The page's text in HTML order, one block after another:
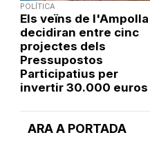
ARA A PORTADA
POLÍTICA
Els veïns de l'Ampolla
decidiran entre cinc
projectes dels
Pressupostos
Participatius per
invertir 30.000 euros